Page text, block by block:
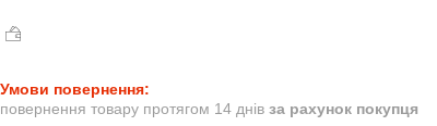
повернення товару протягом 14 днів за рахунок покупця